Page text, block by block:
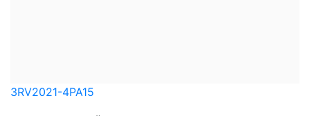
3RV2021-4PA15